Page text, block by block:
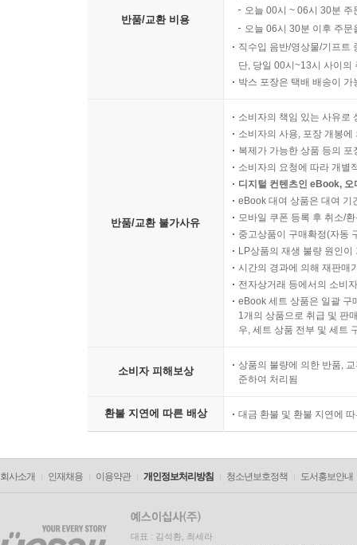
반품/교환 비용
오늘 00시 ~ 06시 30분
오늘 06시 30분 이후 주
직수입 음반/영상물/기프트
단, 당일 00시~13시 사이의
박스 포장은 택배 배송이
반품/교환 불가사유
소비자의 책임 있는 사유로
소비자의 사용, 포장 개봉
복제가 가능한 상품 등의
소비자의 요청에 따라 개별
디지털 컨텐츠인 eBook,
eBook 대여 상품은 대여 기
모바일 쿠폰 등록 후 취소/
중고상품이 구매확정(자동
LP상품의 재생 불량 원인
시간의 경과에 의해 재판매
전자상거래 등에서의 소비
eBook 세트 상품은 일괄 구
1개의 상품으로 취급 및 판
우, 세트 상품 전부 및 세트
소비자 피해보상
상품의 불량에 의한 반품,
준하여 처리됨
환불 지연에 따른 배상 대금 환불 및 환불 지연에
회사소개 인재채용 이용약관 개인정보처리방침 청소년보호정책 도서홍보안내
대표 : 김석환, 최세라